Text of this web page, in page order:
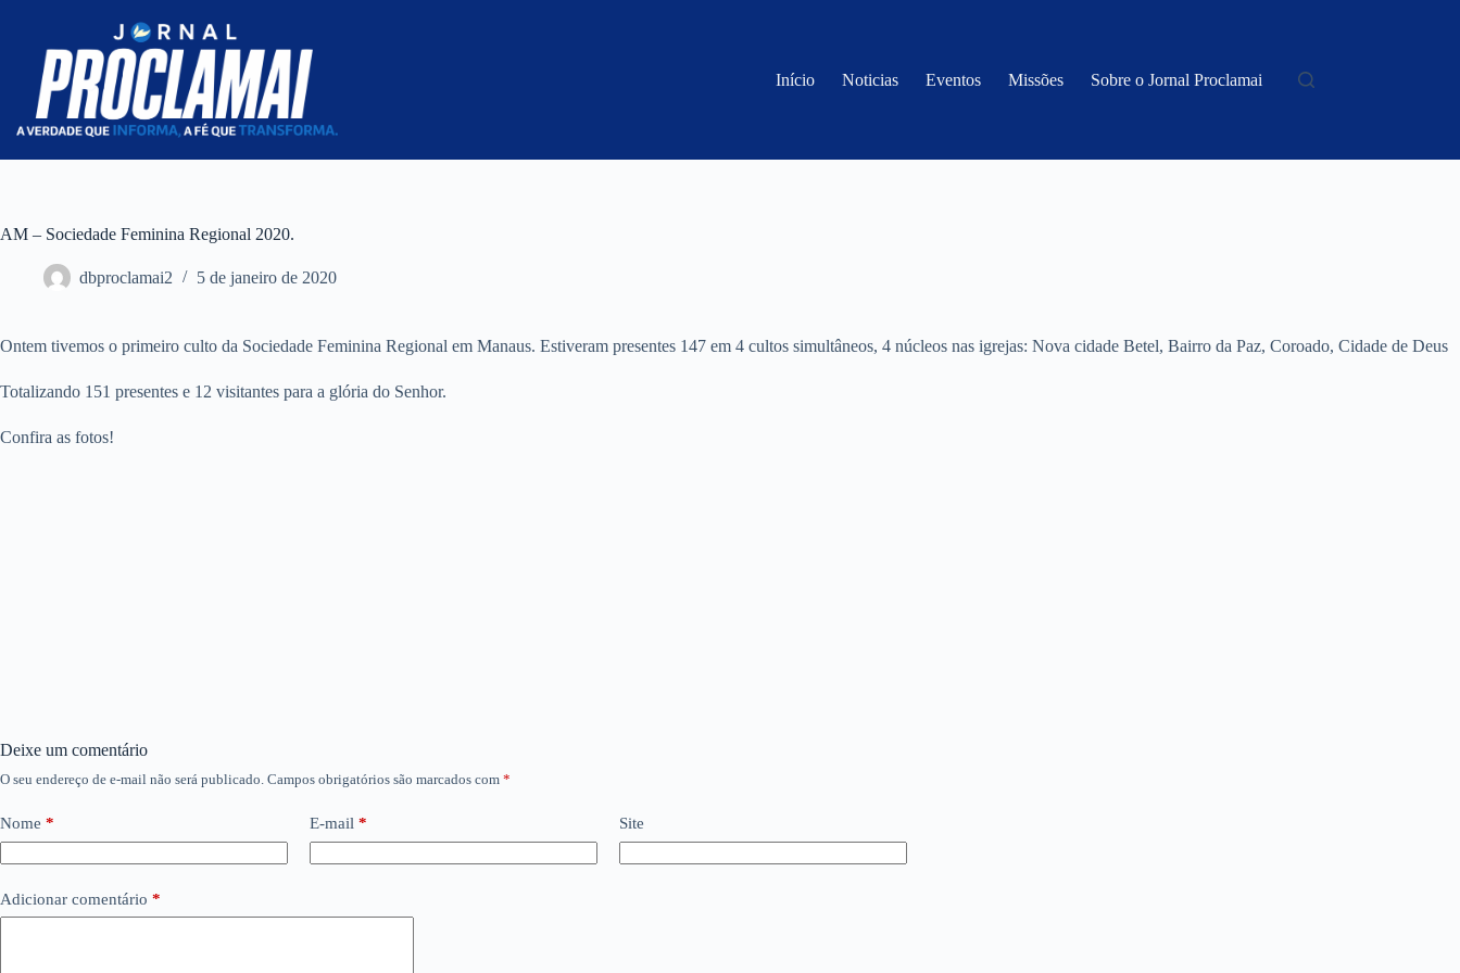
conteúdo
Início Noticias Eventos Missões Sobre o Jornal Proclamai
AM – Sociedade Feminina Regional 2020.
dbproclamai2 5 de janeiro de 2020
Ontem tivemos o primeiro culto da Sociedade Feminina Regional em Manaus. Estiveram presentes 147 em 4 cultos simultâneos, 4 núcleos nas igrejas: Nova cidade Betel, Bairro da Paz, Coroado, Cidade de Deus
Totalizando 151 presentes e 12 visitantes para a glória do Senhor.
Confira as fotos!
Deixe um comentário
O seu endereço de e-mail não será publicado. Campos obrigatórios são marcados com *
Nome * E-mail * Site
Adicionar comentário *